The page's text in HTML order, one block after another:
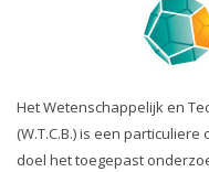
Het Wetenschappelijk en
(W.T.C.B.) is een
doel het toegepast